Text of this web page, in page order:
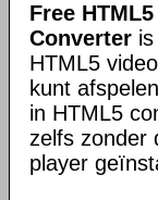
Free
Converter
HTML5
kunt
in HTML5
zelfs zonder
player